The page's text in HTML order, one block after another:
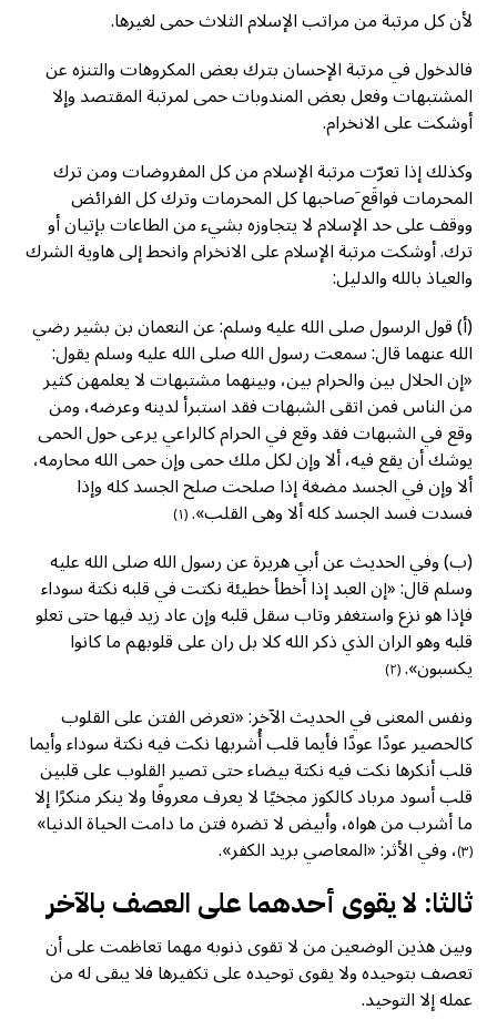
لأن كل مرتبة من مراتب الإسلام الثلاث حمى لغيرها.
فالدخول في مرتبة الإحسان بترك بعض المكروهات والتنزه عن
المشتبهات وفعل بعض المندوبات حمى لمرتبة المقتصد وإلا
أوشكت على الانخرام.
وكذلك إذا تعرّت مرتبة الإسلام من كل المفروضات ومن ترك
المحرمات فواقَع َصاحبها كل المحرمات وترك كل الفرائض
ووقف على حد الإسلام لا يتجاوزه بشيء من الطاعات بإتيان أو
ترك. أوشكت مرتبة الإسلام على الانخرام وانحط إلى هاوية الشرك
والعياذ بالله والدليل:
(أ) قول الرسول صلى الله عليه وسلم: عن النعمان بن بشير رضي
الله عنهما قال: سمعت رسول الله صلى الله عليه وسلم يقول:
«إن الحلال بين والحرام بين، وبينهما مشتبهات لا يعلمهن كثير
من الناس فمن اتقى الشبهات فقد استبرأ لدينه وعرضه، ومن
وقع في الشبهات فقد وقع في الحرام كالراعي يرعى حول الحمى
يوشك أن يقع فيه، ألا وإن لكل ملك حمى وإن حمى الله محارمه،
ألا وإن في الجسد مضغة إذا صلحت صلح الجسد كله وإذا
فسدت فسد الجسد كله ألا وهى القلب».(١)
(ب) وفي الحديث عن أبي هريرة عن رسول الله صلى الله عليه
وسلم قال: «إن العبد إذا أخطأ خطيئة نكتت في قلبه نكتة سوداء
فإذا هو نزع واستغفر وتاب سقل قلبه وإن عاد زيد فيها حتى تعلو
قلبه وهو الران الذي ذكر الله كلا بل ران على قلوبهم ما كانوا
يكسبون».(٢)
ونفس المعنى في الحديث الآخر: «تعرض الفتن على القلوب
كالحصير عودًا عودًا فأيما قلب أُشربها نكت فيه نكتة سوداء وأيما
قلب أنكرها نكت فيه نكتة بيضاء حتى تصير القلوب على قلبين
قلب أسود مرباد كالكوز مجخيًا لا يعرف معروفًا ولا ينكر منكرًا إلا
ما أشرب من هواه، وأبيض لا تضره فتن ما دامت الحياة الدنيا»
(٣) ، وفي الأثر: «المعاصي بريد الكفر».
ثالثا: لا يقوى أحدهما على العصف بالآخر
وبين هذين الوضعين من لا تقوى ذنوبه مهما تعاظمت على أن
تعصف بتوحيده ولا يقوى توحيده على تكفيرها فلا يبقى له من
عمله إلا التوحيد.